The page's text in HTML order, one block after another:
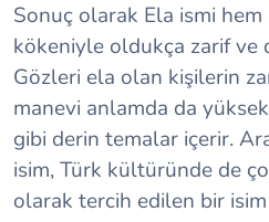
Sonuç olarak Ela ismi hem
kökeniyle oldukça zarif ve
Gözleri ela olan kişilerin
manevi anlamda da
gibi derin temalar içerir.
isim, Türk kültüründe de
olarak tercih edilen bir